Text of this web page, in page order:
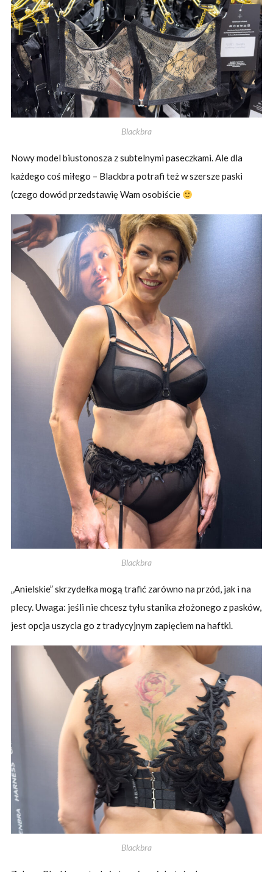
Blackbra
Nowy model biustonosza z subtelnymi paseczkami. Ale dla
każdego coś miłego – Blackbra potrafi też w szersze paski
(czego dowód przedstawię Wam osobiście
Blackbra
„Anielskie” skrzydełka mogą trafić zarówno na przód, jak i na
plecy. Uwaga: jeśli nie chcesz tyłu stanika złożonego z pasków,
jest opcja uszycia go z tradycyjnym zapięciem na haftki.
Blackbra